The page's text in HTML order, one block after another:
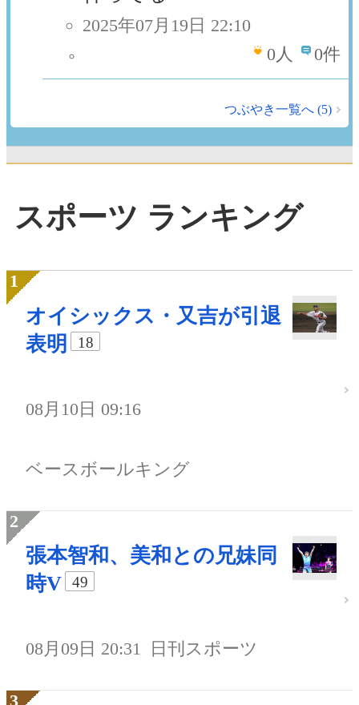
2025年07月19日 22:10
0人 0件
つぶやき一覧へ (5)
スポーツ ランキング
オイシックス・又吉が引退
表明
18
08月10日 09:16
ベースボールキング
張本智和、美和との兄妹同
時V
49
08月09日 20:31 日刊スポーツ